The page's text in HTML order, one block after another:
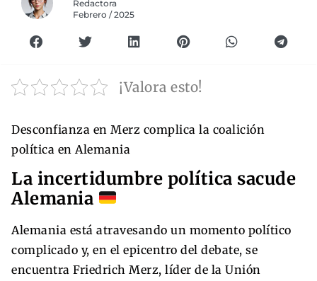
Redactora
Febrero / 2025
¡Valora esto!
Desconfianza en Merz complica la coalición
política en Alemania
La incertidumbre política sacude
Alemania
Alemania está atravesando un momento político
complicado y, en el epicentro del debate, se
encuentra Friedrich Merz, líder de la Unión